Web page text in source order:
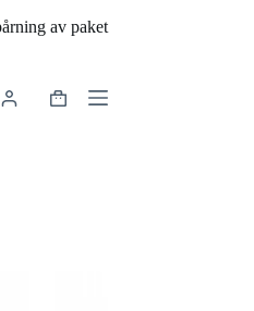
av paket
Varukorg